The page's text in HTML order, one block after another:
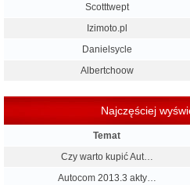
Scotttwept
Izimoto.pl
Danielsycle
Albertchoow
Najczęściej
Temat
Czy warto kupić Aut…
Autocom 2013.3 akty…